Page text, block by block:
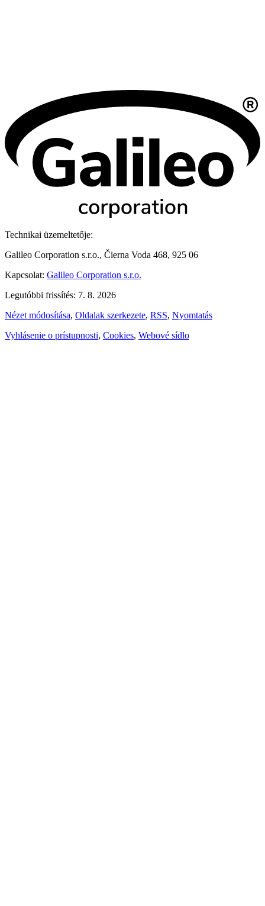
Technikai üzemeltetője:
Galileo Corporation s.r.o., Čierna Voda 468, 925 06
Kapcsolat: Galileo Corporation s.r.o.
Legutóbbi frissítés: 7. 8. 2026
Nézet módosítása, Oldalak szerkezete, RSS, Nyomtatás
Vyhlásenie o prístupnosti, Cookies, Webové sídlo